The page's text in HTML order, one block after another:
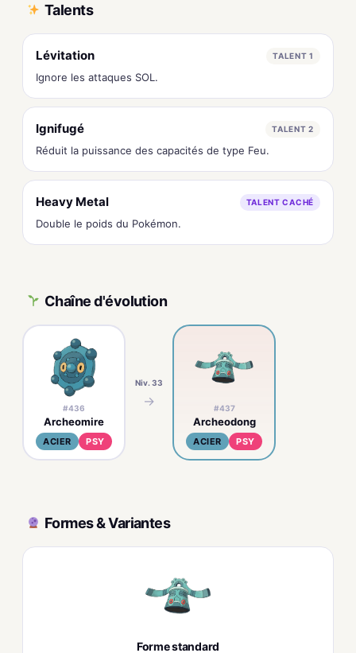
Talents
Lévitation TALENT 1
Ignore les attaques SOL.
Ignifugé TALENT 2
Réduit la puissance des capacités de type Feu.
Heavy Metal TALENT CACHÉ
Double le poids du Pokémon.
Chaîne d'évolution
#436
Archeomire
ACIER PSY
Niv. 33
→ #437
Archeodong
ACIER PSY
Formes & Variantes
Forme standard